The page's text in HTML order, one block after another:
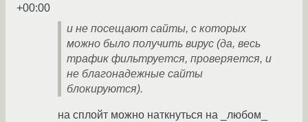
+00:00
и не посещают сайты, с которых
можно было получить вирус (да, весь
трафик фильтруется, проверяется, и
не благонадежные сайты
блокируются).
на сплойт можно наткнуться на _любом_